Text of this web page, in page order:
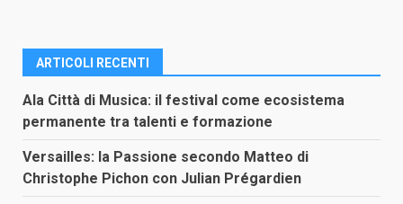
ARTICOLI RECENTI
Ala Città di Musica: il festival come ecosistema
permanente tra talenti e formazione
Versailles: la Passione secondo Matteo di
Christophe Pichon con Julian Prégardien